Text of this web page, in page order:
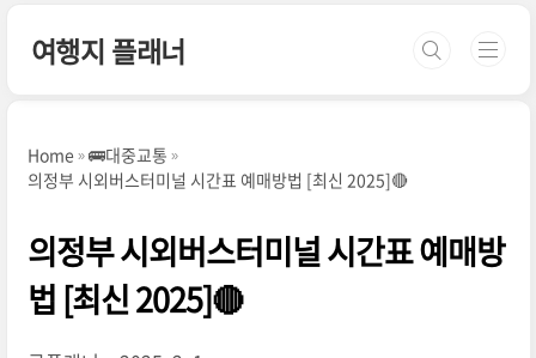
여행지 플래너
Home
🚌대중교통
의정부 시외버스터미널 시간표 예매방법 [최신 2025]🔴
의정부 시외버스터미널 시간표 예매방
법 [최신 2025]🔴